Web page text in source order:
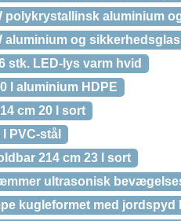
polykrystallinsk aluminium
aluminium og sikkerhedsglas
stk. LED-lys varm hvid
l aluminium HDPE
cm 20 l sort
PVC-stål
214 cm 23 l sort
ultrasonisk
kugleformet med jordspyd